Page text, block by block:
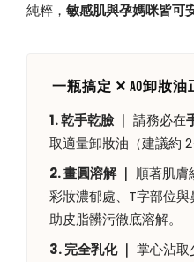
純粹， 敏感肌與孕媽咪皆可
一瓶搞定 ✕ AO卸妝
1. 乾手乾臉 ｜ 請務必在
取適量卸妝油（建議約
2. 畫圓溶解 ｜ 順著肌膚
彩妝濃郁處、T字部位
助皮脂髒污徹底溶解。
3. 完全乳化 ｜ 掌心沾取